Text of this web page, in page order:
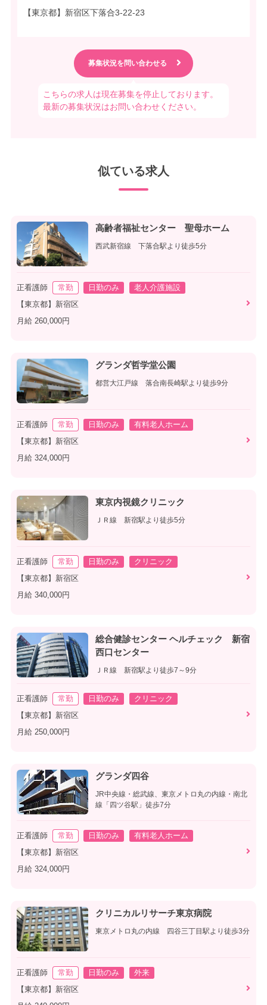
【東京都】新宿区下落合3-22-23
こちらの求人は現在募集を停止しております。
最新の募集状況はお問い合わせください。
似ている求人
高齢者福祉センター 聖母ホーム
西武新宿線 下落合駅より徒歩5分
正看護師 常勤 日勤のみ
老人介護施設
【東京都】新宿区
月給 260,000円
グランダ哲学堂公園
都営大江戸線 落合南長崎駅より徒歩9分
正看護師 常勤 日勤のみ
有料老人ホーム
【東京都】新宿区
月給 324,000円
東京内視鏡クリニック
ＪＲ線 新宿駅より徒歩5分
正看護師 常勤 日勤のみ
クリニック
【東京都】新宿区
月給 340,000円
総合健診センター ヘルチェック 新宿
西口センター
ＪＲ線 新宿駅より徒歩7～9分
正看護師 常勤 日勤のみ
クリニック
【東京都】新宿区
月給 250,000円
グランダ四谷
JR中央線・総武線、東京メトロ丸の内線・南北
線「四ツ谷駅」徒歩7分
正看護師 常勤 日勤のみ
有料老人ホーム
【東京都】新宿区
月給 324,000円
クリニカルリサーチ東京病院
東京メトロ丸の内線 四谷三丁目駅より徒歩3分
正看護師 常勤 日勤のみ
外来
【東京都】新宿区